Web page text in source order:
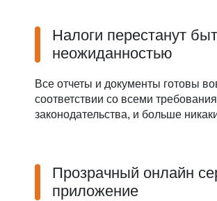
Налоги перестанут
неожиданностью
Все отчеты и документы готовы
соответствии со всеми
законодательства, и больше
Прозрачный онлайн
приложение